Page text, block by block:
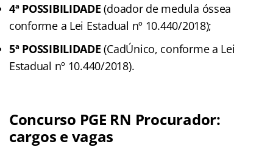
4ª POSSIBILIDADE (doador de medula óssea
conforme a Lei Estadual nº 10.440/2018);
5ª POSSIBILIDADE (CadÚnico, conforme a Lei
Estadual nº 10.440/2018).
Concurso PGE RN Procurador:
cargos e vagas